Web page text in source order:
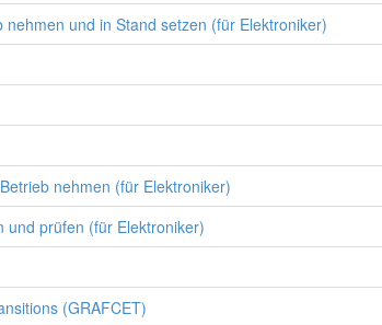
und in Stand setzen (für Elektroniker)
nehmen (für Elektroniker)
und prüfen (für Elektroniker)
(GRAFCET)